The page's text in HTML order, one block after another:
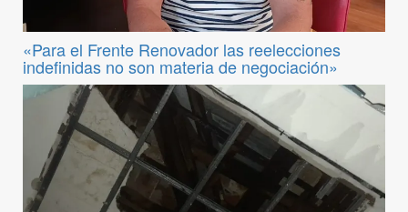
«Para el Frente Renovador las reelecciones
indefinidas no son materia de negociación»